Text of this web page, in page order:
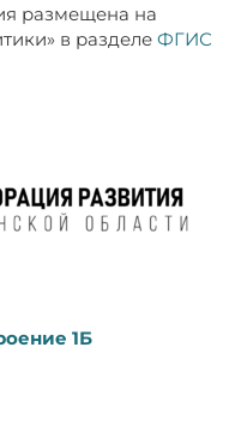
размещена на
в разделе ФГИС
1Б